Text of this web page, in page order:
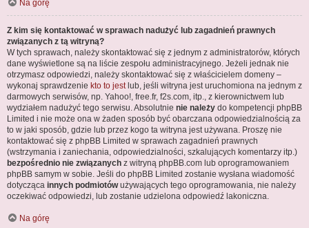
Na górę
Z kim się kontaktować w sprawach nadużyć lub zagadnień prawnych
związanych z tą witryną?
W tych sprawach, należy skontaktować się z jednym z administratorów, których
dane wyświetlone są na liście zespołu administracyjnego. Jeżeli jednak nie
otrzymasz odpowiedzi, należy skontaktować się z właścicielem domeny –
wykonaj sprawdzenie kto to jest lub, jeśli witryna jest uruchomiona na jednym z
darmowych serwisów, np. Yahoo!, free.fr, f2s.com, itp., z kierownictwem lub
wydziałem nadużyć tego serwisu. Absolutnie nie należy do kompetencji phpBB
Limited i nie może ona w żaden sposób być obarczana odpowiedzialnością za
to w jaki sposób, gdzie lub przez kogo ta witryna jest używana. Proszę nie
kontaktować się z phpBB Limited w sprawach zagadnień prawnych
(wstrzymania i zaniechania, odpowiedzialności, szkalujących komentarzy itp.)
bezpośrednio nie związanych z witryną phpBB.com lub oprogramowaniem
phpBB samym w sobie. Jeśli do phpBB Limited zostanie wysłana wiadomość
dotycząca innych podmiotówużywających tego oprogramowania, nie należy
oczekiwać odpowiedzi, lub zostanie udzielona odpowiedź lakoniczna.
Na górę